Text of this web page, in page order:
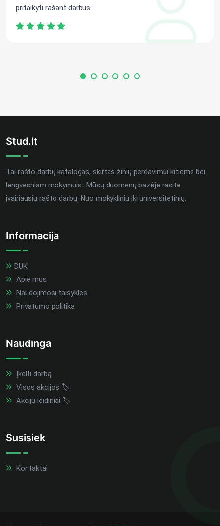
pritaikyti rašant darbus.
Stud.lt
Tai rašto darbų katalogas, skirtas žinių perdavimui kitiems bei
lengvesniam mokymuisi. Mūsų duomenų bazėje rasite
įvairiausių rašto darbų. Nuo mokyklinių iki universitetinių.
Informacija
DUK
Apie mus
Naudojimosi taisyklės
Privatumo politika
Naudinga
Įkelti darbą
Visos akcijos 🏷️
Akcijų leidiniai 🏷️
Susisiek
Kontaktai